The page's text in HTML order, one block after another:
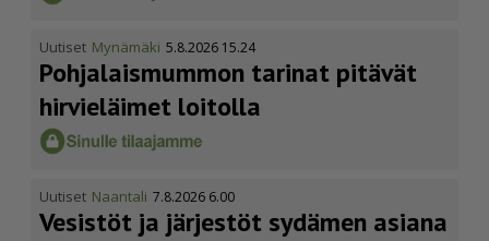
Uutiset Mynämäki 5.8.2026 15.24
Pohja­lais­mummon tarinat pitävät
hirvieläimet loitolla
Uutiset Naantali 7.8.2026 6.00
Vesistöt ja järjestöt sydämen asiana